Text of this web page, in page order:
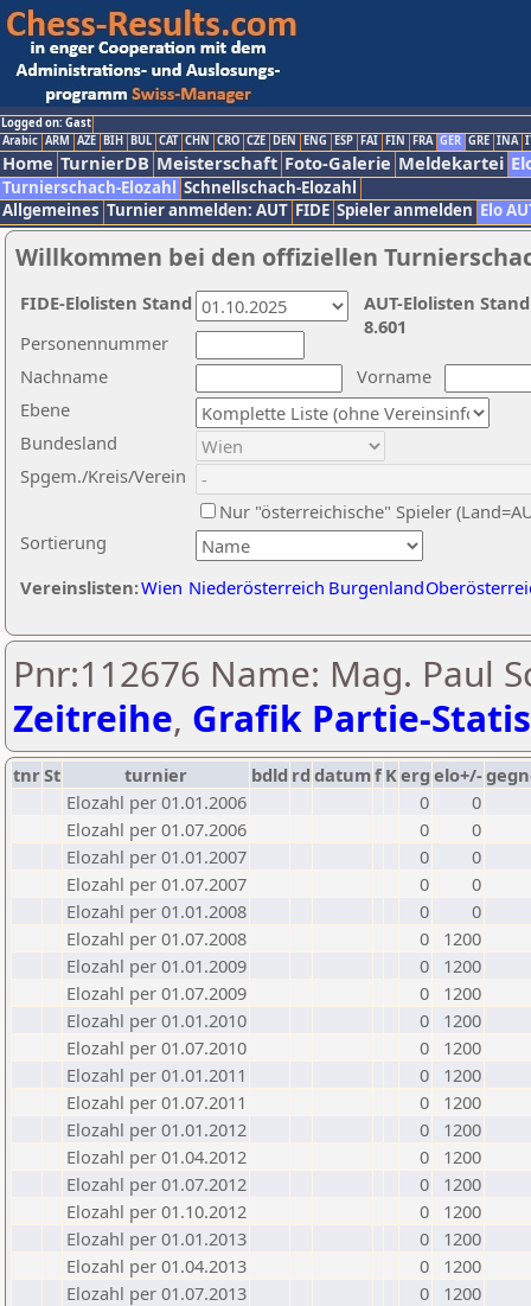
Logged on: Gast
Arabic ARM AZE BIH BUL CAT CHN CRO CZE DEN ENG ESP FAI FIN FRA GER GRE INA
Home TurnierDB Meisterschaft Foto-Galerie Meldekartei
Turnierschach-Elozahl Schnellschach-Elozahl
Allgemeines Turnier anmelden: AUT FIDE Spieler anmelden Elo
Willkommen bei den offiziellen
Nachname
Vorname
Ebene
Sortierung
Personennummer
Bundesland
Spgem./Kreis/Verein
Nur "österreichische" Spieler
Vereinslisten:Wien Niederösterreich Burgenland
AUT-Elolisten
8.601
FIDE-Elolisten Stand
Pnr:112676 Name: Mag. Paul
Zeitreihe, Grafik Partie-
tnrSt turnier bdld rd datumf Kerg elo+/-
Elozahl per 01.01.2006
0
0
Elozahl per 01.07.2006
0
0
Elozahl per 01.01.2007
0
0
Elozahl per 01.07.2007
0
0
Elozahl per 01.01.2008
0
0
Elozahl per 01.07.2008
0
1200
Elozahl per 01.01.2009
0
1200
Elozahl per 01.07.2009
0
1200
Elozahl per 01.01.2010
0
1200
Elozahl per 01.07.2010
0
1200
Elozahl per 01.01.2011
0
1200
Elozahl per 01.07.2011
0
1200
Elozahl per 01.01.2012
0
1200
Elozahl per 01.04.2012
0
1200
Elozahl per 01.07.2012
0
1200
Elozahl per 01.10.2012
0
1200
Elozahl per 01.01.2013
0
1200
Elozahl per 01.04.2013
0
1200
Elozahl per 01.07.2013
0
1200